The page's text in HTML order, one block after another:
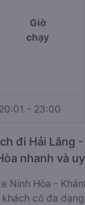
Giờ
chạy
20:01 - 23:00
đi Hải Lăng
nhanh và
Ninh Hòa -
có đa